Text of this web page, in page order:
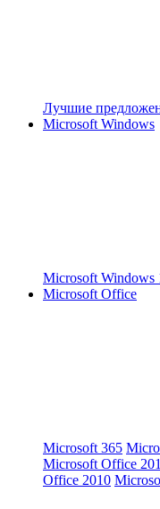
Лучшие
Microsoft Windows
Microsoft Windows
Microsoft Office
Microsoft 365
Microsoft Office
Office 2010